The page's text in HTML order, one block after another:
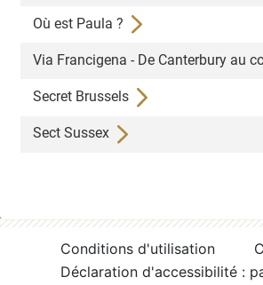
Où est Paula ?
Via Francigena - De Canterbury au
Secret Brussels
Sect Sussex
Conditions d'utilisation
Déclaration d'accessibilité :